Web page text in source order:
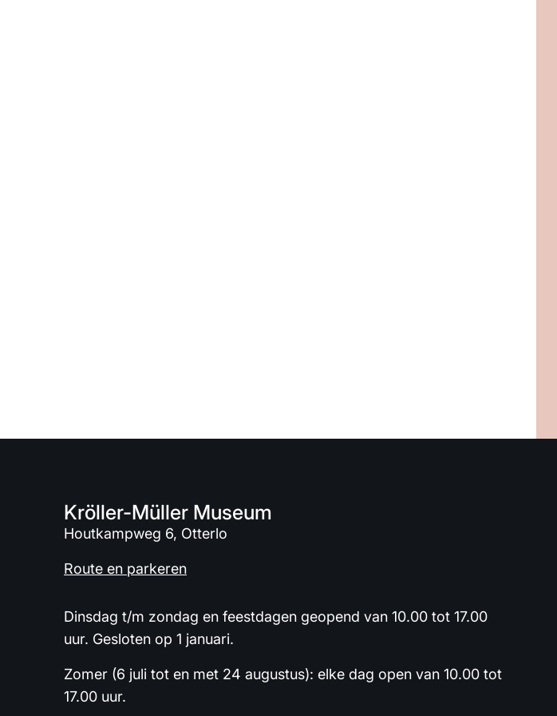
Kröller-Müller Museum
Houtkampweg 6, Otterlo
Route en parkeren
Dinsdag t/m zondag en feestdagen geopend van 10.00 tot 17.00
uur. Gesloten op 1 januari.
Zomer (6 juli tot en met 24 augustus): elke dag open van 10.00 tot
17.00 uur.